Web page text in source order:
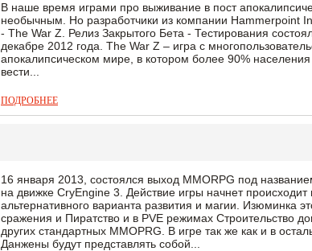
В наше время играми про выживание в пост
необычным. Но разработчики из компании Hammerpoint
- The War Z. Релиз Закрытого Бета - Тестирования
декабре 2012 года. The War Z – игра с
апокалипсическом мире, в котором более 90%
вести...
ПОДРОБНЕЕ
16 января 2013, состоялся выход MMORPG под
на движке СryEngine 3. Действие игры начнет
альтернативного варианта развития и магии. Изюминка
сражения и Пиратство и в PVE режимах Строительство
других стандартных MMOPRG. В игре так же как и в
Данжены будут представлять собой...